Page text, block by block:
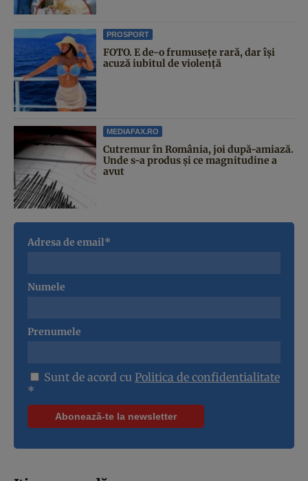
PROSPORT
FOTO. E de-o frumusețe rară, dar își
acuză iubitul de violență
MEDIAFAX.RO
Cutremur în România, joi după-amiază.
Unde s-a produs și ce magnitudine a
avut
Adresa de email*
Numele
Prenumele
Sunt de acord cu Politica de confidentialitate
*